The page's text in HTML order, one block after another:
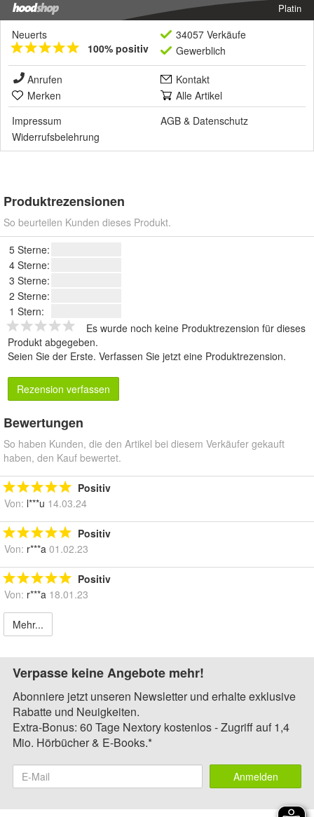
Platin
Neuerts
100% positiv
34057 Verkäufe
Gewerblich
Anrufen
Kontakt
Merken
Alle Artikel
Impressum
AGB & Datenschutz
Widerrufsbelehrung
Produktrezensionen
So beurteilen Kunden dieses Produkt.
5 Sterne:
4 Sterne:
3 Sterne:
2 Sterne:
1 Stern:
Es wurde noch keine Produktrezension für dieses
Produkt abgegeben.
Seien Sie der Erste. Verfassen Sie jetzt eine Produktrezension.
Rezension verfassen
Bewertungen
So haben Kunden, die den Artikel bei diesem Verkäufer gekauft
haben, den Kauf bewertet.
Positiv
Von: l***u 14.03.24
Positiv
Von: r***a 01.02.23
Positiv
Von: r***a 18.01.23
Mehr...
Verpasse keine Angebote mehr!
Abonniere jetzt unseren Newsletter und erhalte exklusive
Rabatte und Neuigkeiten.
Extra-Bonus: 60 Tage Nextory kostenlos - Zugriff auf 1,4
Mio. Hörbücher & E-Books.*
Anmelden